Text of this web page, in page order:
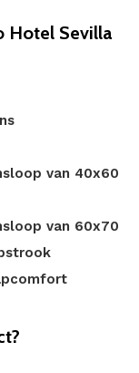
Hotel Sevilla
van 40x60
van 60x70